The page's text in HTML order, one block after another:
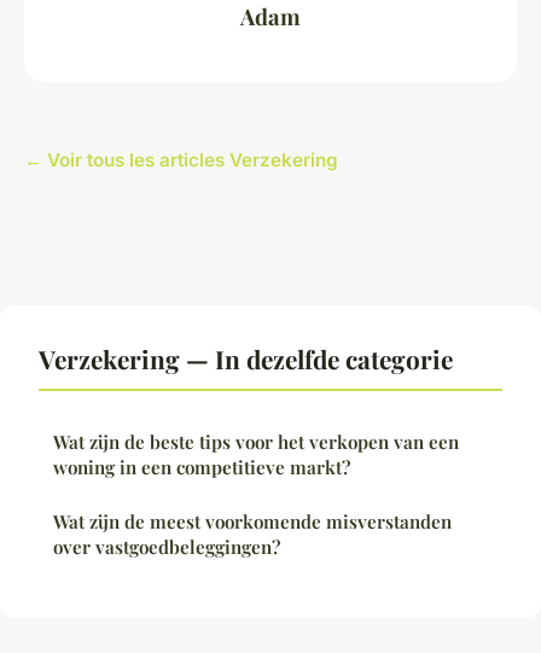
Adam
← Voir tous les articles Verzekering
Verzekering — In dezelfde categorie
Wat zijn de beste tips voor het verkopen van een
woning in een competitieve markt?
Wat zijn de meest voorkomende misverstanden
over vastgoedbeleggingen?